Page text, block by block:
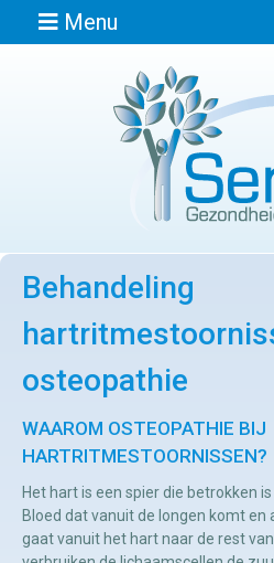
Menu
Afspraak
Locaties
Contact
Osteopathie
Manuele
Behandeling
osteopathie
WAAROM OSTEOPATHIE BIJ
HARTRITMESTOORNISSEN?
Het hart is een spier die betrokken
Bloed dat vanuit de longen komt
gaat vanuit het hart naar de rest